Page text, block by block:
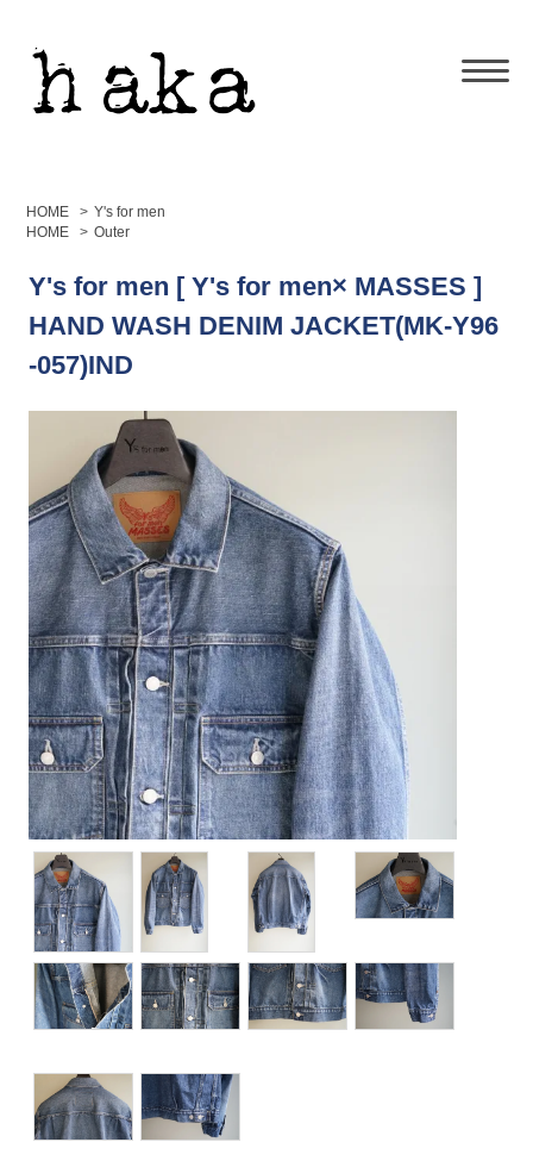
HOME > Y's for men
HOME
> Outer
Y's for men [ Y's for men× MASSES ]
HAND WASH DENIM JACKET(MK-Y96
-057)IND